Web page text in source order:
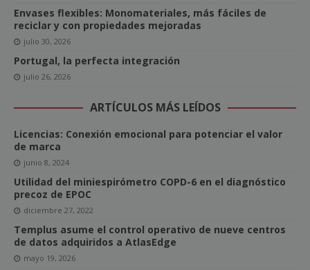
Envases flexibles: Monomateriales, más fáciles de
reciclar y con propiedades mejoradas
julio 30, 2026
Portugal, la perfecta integración
julio 26, 2026
ARTÍCULOS MÁS LEÍDOS
Licencias: Conexión emocional para potenciar el valor
de marca
junio 8, 2024
Utilidad del miniespirómetro COPD-6 en el diagnóstico
precoz de EPOC
diciembre 27, 2022
Templus asume el control operativo de nueve centros
de datos adquiridos a AtlasEdge
mayo 19, 2026